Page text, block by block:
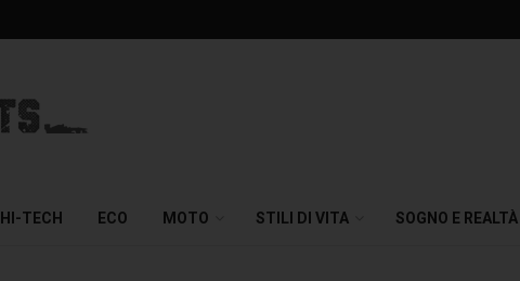
HI-TECH ECO MOTO STILI DI VITA SOGNO E REALTÀ